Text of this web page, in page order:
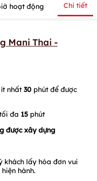
hoạt động Chi tiết
Mani Thai -
nhất 30 phút để được
đa 15 phút
được xây dựng
khách lấy hóa đơn vui
hành.